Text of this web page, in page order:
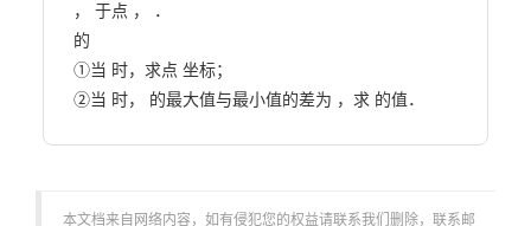
， 于点 ， ．
的
①当 时，求点 坐标；
本文档来自网络内容，如有侵犯您的权益请联系我们删除，联系邮